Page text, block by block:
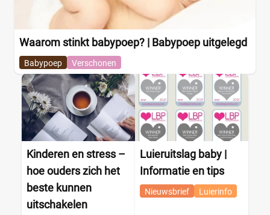
Waarom stinkt babypoep? | Babypoep uitgelegd
Babypoep Verschonen
Kinderen en stress –
hoe ouders zich het
beste kunnen
uitschakelen
Luieruitslag baby |
Informatie en tips
Nieuwsbrief Luierinfo